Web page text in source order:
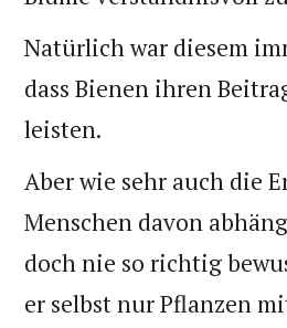
Natürlich war diesem
dass Bienen ihren
leisten.
Aber wie sehr auch die
Menschen davon
doch nie so richtig
er selbst nur Pflanzen